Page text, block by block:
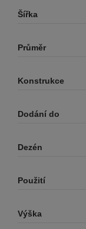
Šířka
Průměr
Konstrukce
Dodání do
Dezén
Použití
Výška